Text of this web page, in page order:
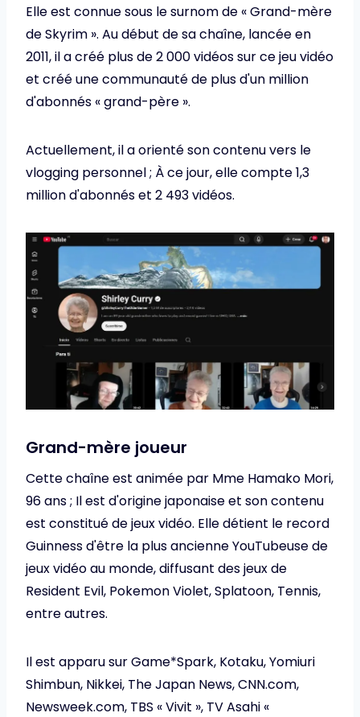
Elle est connue sous le surnom de « Grand-mère
de Skyrim ». Au début de sa chaîne, lancée en
2011, il a créé plus de 2 000 vidéos sur ce jeu vidéo
et créé une communauté de plus d'un million
d'abonnés « grand-père ».
Actuellement, il a orienté son contenu vers le
vlogging personnel ; À ce jour, elle compte 1,3
million d'abonnés et 2 493 vidéos.
Grand-mère joueur
Cette chaîne est animée par Mme Hamako Mori,
96 ans ; Il est d'origine japonaise et son contenu
est constitué de jeux vidéo. Elle détient le record
Guinness d'être la plus ancienne YouTubeuse de
jeux vidéo au monde, diffusant des jeux de
Resident Evil, Pokemon Violet, Splatoon, Tennis,
entre autres.
Il est apparu sur Game*Spark, Kotaku, Yomiuri
Shimbun, Nikkei, The Japan News, CNN.com,
Newsweek.com, TBS « Vivit », TV Asahi «